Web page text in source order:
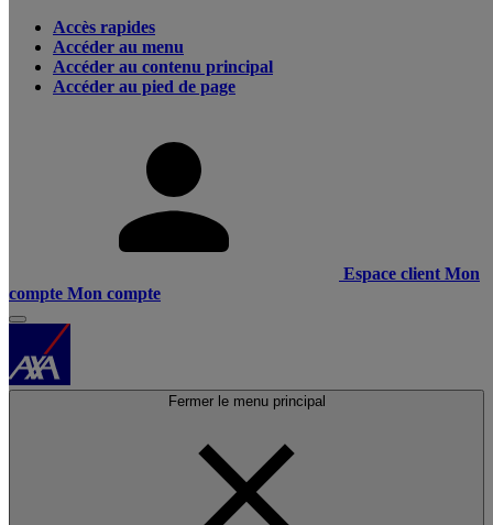
Accès rapides
Accéder au menu
Accéder au contenu principal
Accéder au pied de page
Espace client Mon
compte Mon compte
Fermer le menu principal